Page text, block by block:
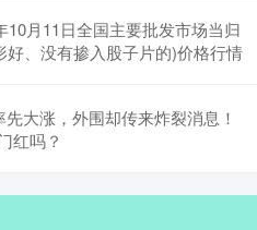
10月11日全国主要批发市场当归
好、没有掺入股子片的)价格行情
大涨，外围却传来炸裂消息！
红吗？